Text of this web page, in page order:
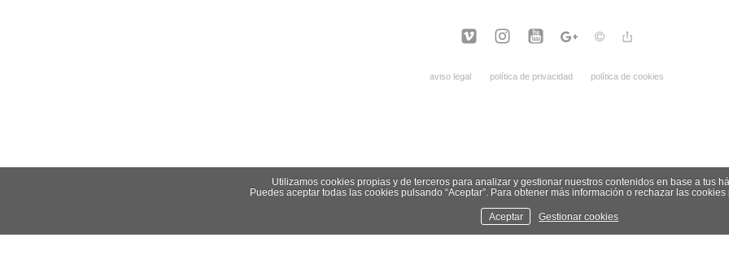
aviso legal política de privacidad política de cookies
Utilizamos cookies propias y de terceros para analizar y gestionar nuestros contenidos en base a tus
Puedes aceptar todas las cookies pulsando “Aceptar”. Para obtener más información o rechazar las cookies
Aceptar Gestionar cookies